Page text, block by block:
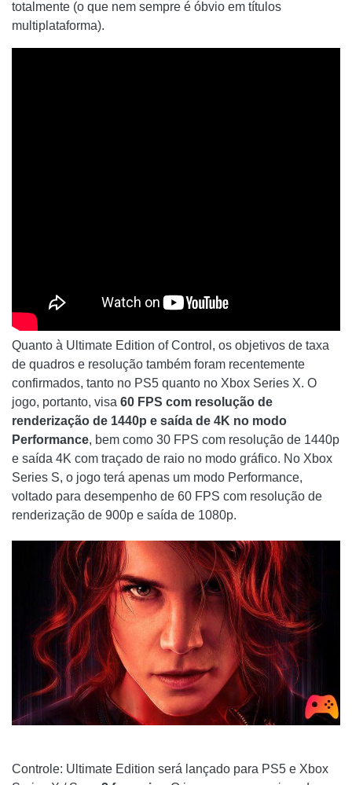
totalmente (o que nem sempre é óbvio em títulos
multiplataforma).
Quanto à Ultimate Edition of Control, os objetivos de taxa
de quadros e resolução também foram recentemente
confirmados, tanto no PS5 quanto no Xbox Series X. O
jogo, portanto, visa 60 FPS com resolução de
renderização de 1440p e saída de 4K no modo
Performance, bem como 30 FPS com resolução de 1440p
e saída 4K com traçado de raio no modo gráfico. No Xbox
Series S, o jogo terá apenas um modo Performance,
voltado para desempenho de 60 FPS com resolução de
renderização de 900p e saída de 1080p.
Controle: Ultimate Edition será lançado para PS5 e Xbox